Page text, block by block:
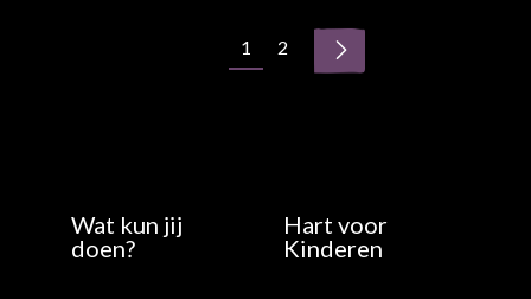
1 2
Wat kun jij
doen?
Hart voor
Kinderen